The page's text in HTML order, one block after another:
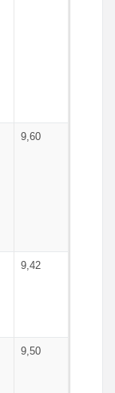
9,60
9,42
9,50